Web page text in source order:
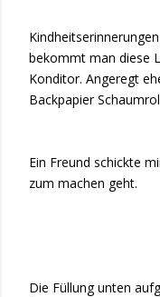
bekommt man diese
Konditor. Angeregt
Backpapier
Ein Freund schickte
zum machen geht.
Die Füllung unten